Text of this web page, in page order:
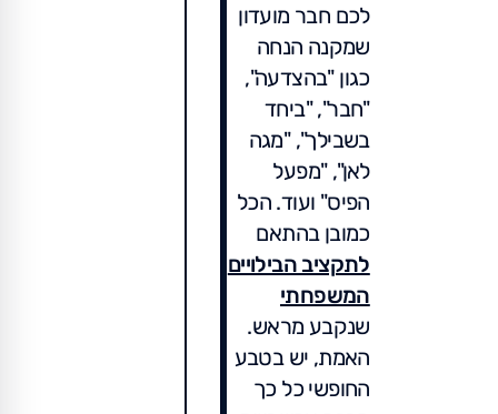
לכם חבר מועדון
שמקנה הנחה
כגון "בהצדעה",
"חבר", "ביחד
בשבילך", "מגה
לאן", "מפעל
הפיס" ועוד. הכל
כמובן בהתאם
לתקציב הבילויים
המשפחתי
שנקבע מראש.
האמת, יש בטבע
החופשי כל כך